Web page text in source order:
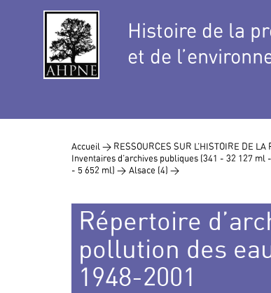
Histoire de la
et de
Accueil > RESSOURCES SUR L’HISTOIRE DE
Inventaires d’archives publiques (341 - 32 127
- 5 652 ml) > Alsace (4) >
Répertoire
pollution des
1948-2001